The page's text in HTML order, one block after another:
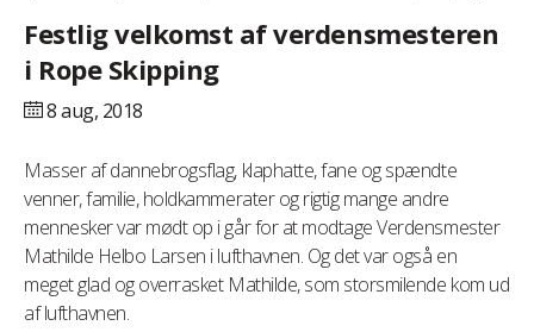
Festlig velkomst af verdensmesteren
i Rope Skipping
8 aug, 2018
Masser af dannebrogsflag, klaphatte, fane og spændte
venner, familie, holdkammerater og rigtig mange andre
mennesker var mødt op i går for at modtage Verdensmester
Mathilde Helbo Larsen i lufthavnen. Og det var også en
meget glad og overrasket Mathilde, som storsmilende kom ud
af lufthavnen.